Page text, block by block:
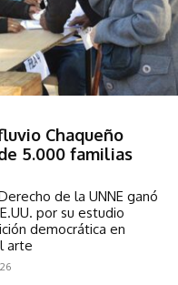
Chaqueño
5.000 familias
de la UNNE ganó
por su estudio
democrática en
arte